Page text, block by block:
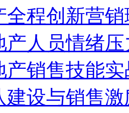
全程创新营
产人员情绪
产销售技能
建设与销售